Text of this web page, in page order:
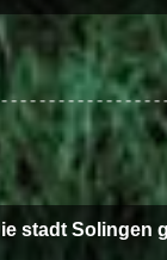
stadt Solingen